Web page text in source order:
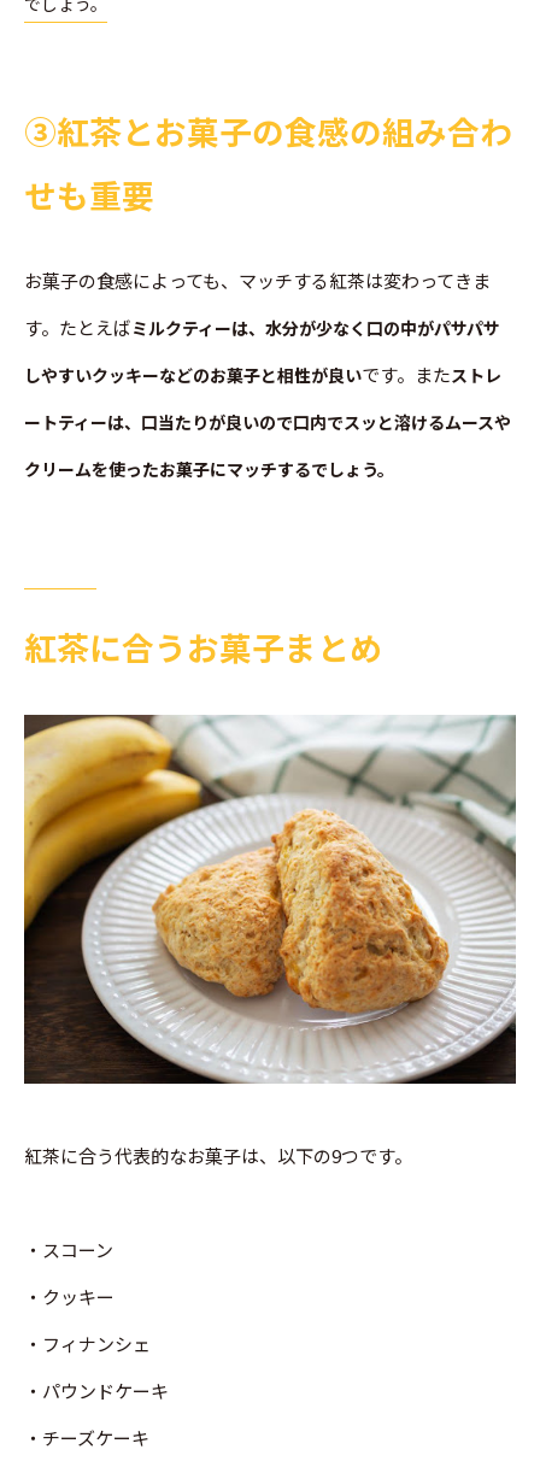
➂紅茶とお菓子の食感の組み合わ
せも重要
お菓子の食感によっても、マッチする紅茶は変わってきま
す。たとえばミルクティーは、水分が少なく口の中がパサパサ
しやすいクッキーなどのお菓子と相性が良いです。またストレ
ートティーは、口当たりが良いので口内でスッと溶けるムースや
クリームを使ったお菓子にマッチするでしょう。
紅茶に合うお菓子まとめ
紅茶に合う代表的なお菓子は、以下の9つです。
・スコーン
・クッキー
・フィナンシェ
・パウンドケーキ
・チーズケーキ